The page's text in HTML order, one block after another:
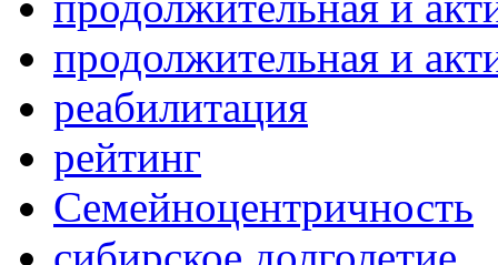
продолжительная и
реабилитация
рейтинг
Семейноцентричность